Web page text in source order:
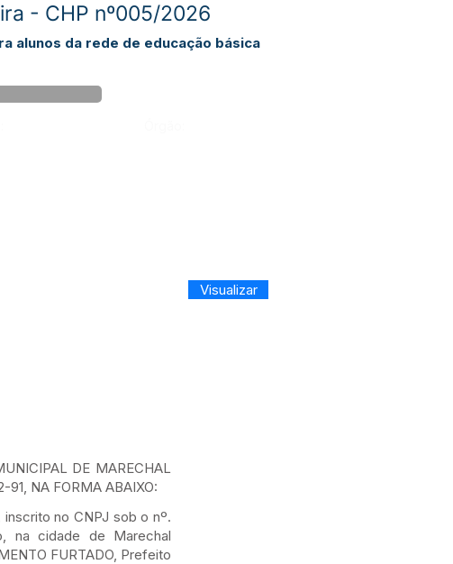
- CHP nº005/2026
alunos da rede de educação básica
DE MARECHAL
91, NA FORMA ABAIXO:
no CNPJ sob o nº.
na cidade de Marechal
FURTADO, Prefeito
Visualizar